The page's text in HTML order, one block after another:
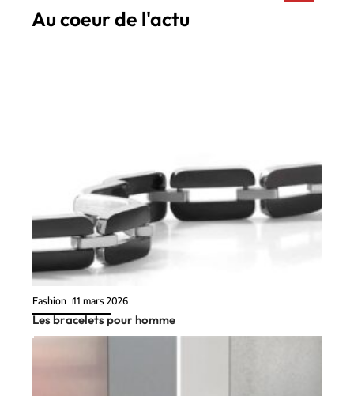
Au coeur de l'actu
Fashion 11 mars 2026
Les bracelets pour homme